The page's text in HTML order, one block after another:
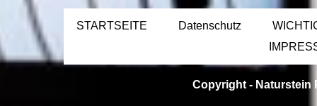
STARTSEITE Datenschutz
Copyright - Naturstein